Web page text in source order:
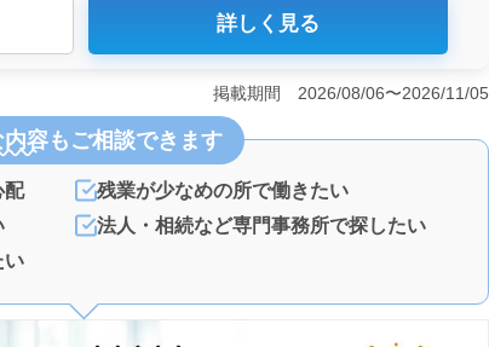
邑楽郡大泉町中央に位置する会計事務所での税理士補
され、中高年の方々も活躍の場を広げられます。 ＜充
みや年間休日120日と、プライベートも充実させられる
、経験や実績を評価されます。マイカー通勤も可能で、
遇の魅力＞ 年収300万円〜500万円という魅力的な
賞与も年2回あり、安定した収入を得られます。会計事
ので、経験を活かして更なるキャリアアップを目指すこ
詳しく見る
掲載期間 2026/08/06〜2026/11/05
内容もご相談できます
配
残業が少なめの所で働きたい
法人・相続など専門事務所で探したい
い